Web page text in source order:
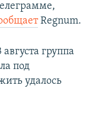
Regnum.
группа
под
удалось